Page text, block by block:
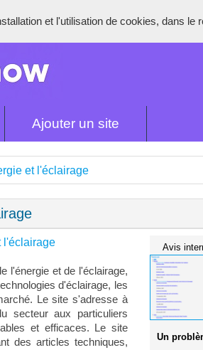
Ajouter un site
et l'éclairage
l'éclairage
l'énergie et de l'éclairage,
d'éclairage, les
Le site s'adresse à
secteur aux particuliers
et efficaces. Le site
des articles techniques,
Avis
Un
et l'utilisation de cookies, dans le